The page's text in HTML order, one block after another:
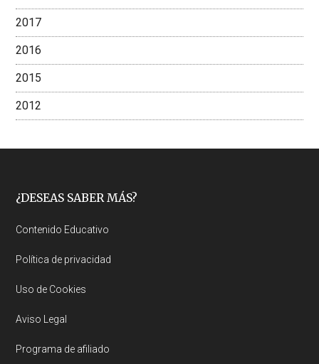
2017
2016
2015
2012
Footer
¿DESEAS SABER MÁS?
Contenido Educativo
Política de privacidad
Uso de Cookies
Aviso Legal
Programa de afiliado